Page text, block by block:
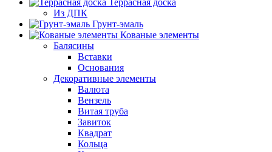
Террасная доска
Из ДПК
Грунт-эмаль
Кованые элементы
Балясины
Вставки
Основания
Декоративные элементы
Валюта
Вензель
Витая труба
Завиток
Квадрат
Кольца